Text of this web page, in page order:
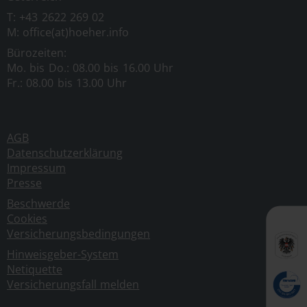
Kein Vertragsverhältnis:
Datenbanken, Inhalte und Suchfunktionen der
Website kommt keinerlei Vertragsverhältnis
zwischen dem Nutzer und dem Anbieter zustande.
Anbieter.
Für den Fall, dass die Nutzung doch zu einem
Vertragsverhältnis führen sollte, gilt rein
vorsorglich nachfolgende Haftungsbeschränkung:
Der Anbieter haftet für Vorsatz und grobe
Fahrlässigkeit sowie bei Verletzung einer
wesentlichen Vertragspflicht (Kardinalpflicht). Der
Anbieter haftet unter Begrenzung auf Ersatz des
bei Vertragsschluss vorhersehbaren
T: +43 2622 269 02
M: office(at)hoeher.info
Bürozeiten:
Mo. bis Do.: 08.00 bis 16.00 Uhr
Fr.: 08.00 bis 13.00 Uhr
AGB
Datenschutzerklärung
Impressum
Presse
Beschwerde
Cookies
Versicherungsbedingungen
Hinweisgeber-System
Netiquette
Versicherungsfall melden